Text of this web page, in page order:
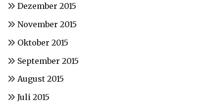
Dezember 2015
November 2015
Oktober 2015
September 2015
August 2015
Juli 2015